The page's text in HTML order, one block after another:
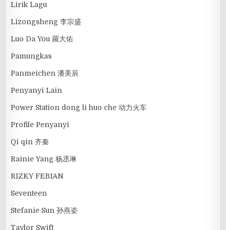
Lirik Lagu
Lizongsheng 李宗盛
Luo Da You 羅大佑
Pamungkas
Panmeichen 潘美辰
Penyanyi Lain
Power Station dong li huo che 动力火车
Profile Penyanyi
Qi qin 齐秦
Rainie Yang 杨丞琳
RIZKY FEBIAN
Seventeen
Stefanie Sun 孙燕姿
Taylor Swift